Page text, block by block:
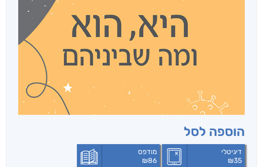
הוספה לסל
דיגיטלי
₪35
מודפס
₪86